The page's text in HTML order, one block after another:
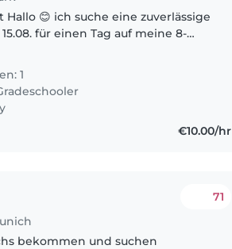
für einen Tag auf meine 8-
1
€10.00/hr
71
bekommen und suchen